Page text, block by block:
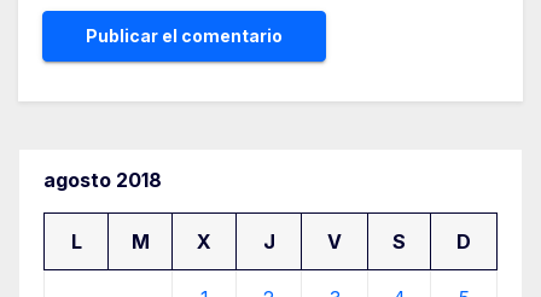
agosto 2018
L M X J V S D